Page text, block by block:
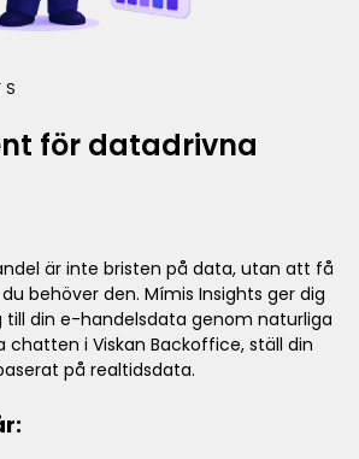
för datadrivna
är inte bristen på data, utan att få
behöver den. Mímis Insights ger dig
till din e-handelsdata genom naturliga
chatten i Viskan Backoffice, ställ din
på realtidsdata.